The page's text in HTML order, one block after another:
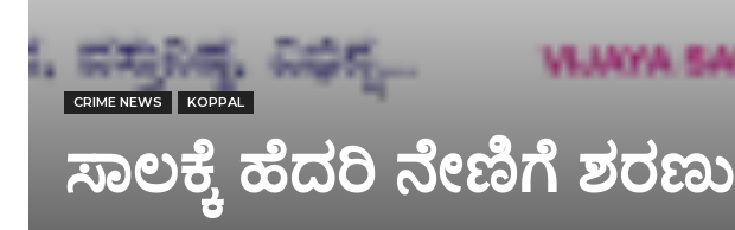
CRIME NEWS KOPPAL
ಸಾಲಕ್ಕೆ ಹೆದರಿ ನೇಣಿಗೆ ಶರಣು